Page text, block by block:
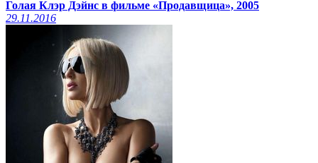
Голая Клэр Дэйнс в фильме «Продавщица», 2005
29.11.2016